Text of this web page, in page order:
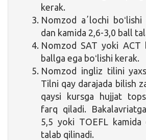
kerak.
Nomzod aʼlochi
dan kamida 2,6-3,0 ball
Nomzod SAT yoki ACT
ballga ega boʻlishi kerak.
Nomzod ingliz tilini
Tilni qay darajada bilish
qaysi kursga hujjat
farq qiladi.
5,5 yoki TOEFL kamida
talab qilinadi.